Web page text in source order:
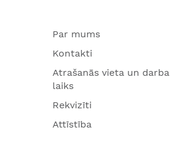
Par mums
Kontakti
Atrašanās vieta un darba
laiks
Rekvizīti
Attīstība